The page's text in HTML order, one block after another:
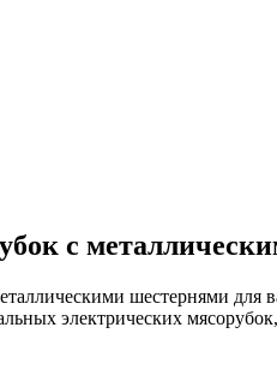
с
шестернями
электрических